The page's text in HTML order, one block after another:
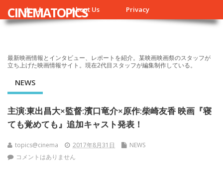
ホーム About Us Privacy
CINEMATOPICS
最新映画情報とインタビュー、レポートを紹介。某映画映画祭のスタッフが
立ち上げた映画情報サイト。現在2代目スタッフが編集制作している。
NEWS
主演:東出昌大×監督:濱口竜介×原作:柴崎友香 映画『寝
ても覚めても』追加キャスト発表！
topics@cinema 2017年8月31日
NEWS
コメントはありません